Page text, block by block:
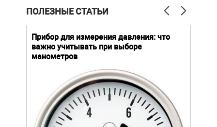
ПОЛЕЗНЫЕ СТАТЬИ
Прибор для измерения давления: что
важно учитывать при выборе
манометров